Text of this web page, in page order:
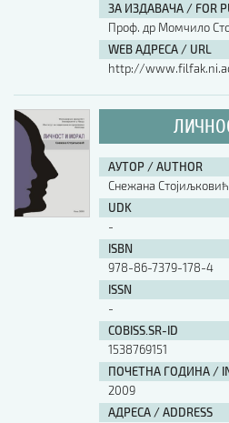
ЗА ИЗДАВАЧА / FOR
Проф. др Момчило
WEB АДРЕСА / URL
http://
АУТОР / AUTHOR
Снежана Стојиљковић
UDK
-
ISBN
978-86-7379-178-4
ISSN
-
COBISS.SR-ID
1538769151
ПОЧЕТНА ГОДИНА /
2009
АДРЕСА / ADDRESS